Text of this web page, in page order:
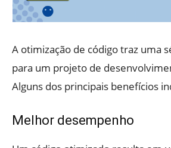
A otimização de código traz uma
para um projeto de
Alguns dos principais benefícios
Melhor desempenho